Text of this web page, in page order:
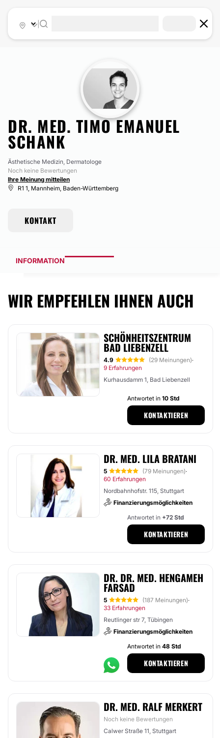
DR. MED. TIMO EMANUEL
SCHANK
Ästhetische Medizin, Dermatologe
Noch keine Bewertungen
Ihre Meinung mitteilen
R1 1, Mannheim, Baden-Württemberg
KONTAKT
INFORMATION
WIR EMPFEHLEN IHNEN AUCH
SCHÖNHEITSZENTRUM
BAD LIEBENZELL
4.9 (29 Meinungen)·
9 Erfahrungen
Kurhausdamm 1, Bad Liebenzell
Antwortet in 10 Std
KONTAKTIEREN
DR. MED. LILA BRATANI
5 (79 Meinungen)·
60 Erfahrungen
Nordbahnhofstr. 115, Stuttgart
Finanzierungsmöglichkeiten
Antwortet in +72 Std
KONTAKTIEREN
DR. DR. MED. HENGAMEH
FARSAD
5 (187 Meinungen)·
33 Erfahrungen
Reutlinger str 7, Tübingen
Finanzierungsmöglichkeiten
Antwortet in 48 Std
KONTAKTIEREN
DR. MED. RALF MERKERT
Noch keine Bewertungen
Calwer Straße 11, Stuttgart